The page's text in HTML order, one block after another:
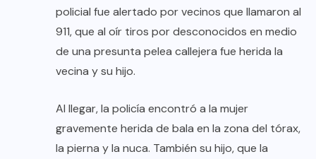
policial fue alertado por vecinos que llamaron al
911, que al oír tiros por desconocidos en medio
de una presunta pelea callejera fue herida la
vecina y su hijo.
Al llegar, la policía encontró a la mujer
gravemente herida de bala en la zona del tórax,
la pierna y la nuca. También su hijo, que la